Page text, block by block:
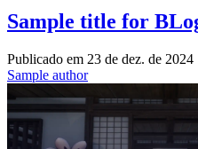
Sample title for
Publicado em 23 de dez. de 2024
Sample author